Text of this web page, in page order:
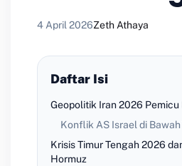
4 April 2026Zeth Athaya
Daftar Isi
Geopolitik Iran 2026 Pemicu
Konflik AS Israel di
Krisis Timur Tengah 2026
Hormuz